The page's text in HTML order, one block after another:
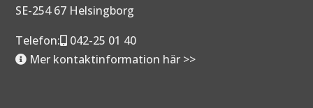
SE-254 67 Helsingborg
Telefon:
042-25 01 40
Mer kontaktinformation här >>